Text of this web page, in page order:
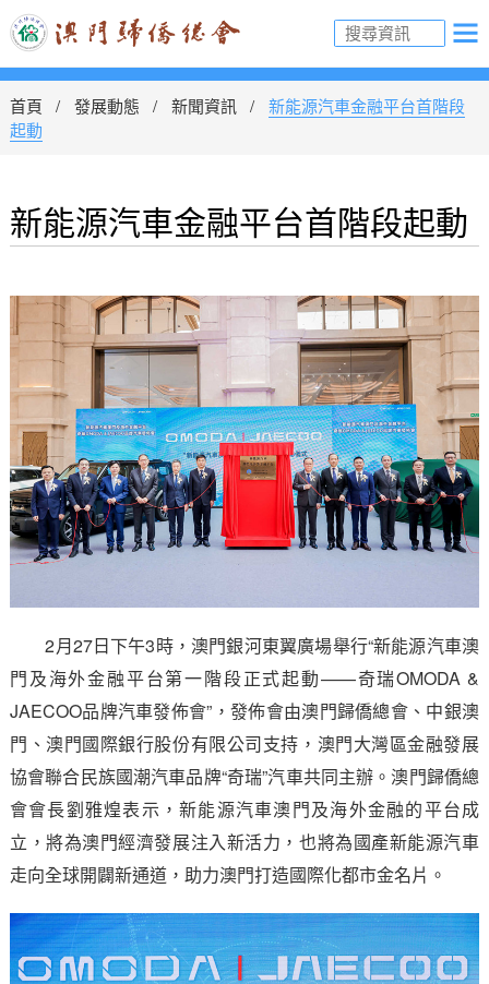
首頁 發展動態 新聞資訊
新能源汽車金融平台首階段
起動
新能源汽車金融平台首階段起動
2月27日下午3時，澳門銀河東翼廣場舉行“新能源汽車澳
門及海外金融平台第一階段正式起動——奇瑞OMODA &
JAECOO品牌汽車發佈會”，發佈會由澳門歸僑總會、中銀澳
門、澳門國際銀行股份有限公司支持，澳門大灣區金融發展
協會聯合民族國潮汽車品牌“奇瑞”汽車共同主辦。澳門歸僑總
會會長劉雅煌表示，新能源汽車澳門及海外金融的平台成
立，將為澳門經濟發展注入新活力，也將為國產新能源汽車
走向全球開闢新通道，助力澳門打造國際化都市金名片。